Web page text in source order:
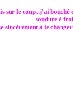
sur le coup...j'ai
soudure à
sincèrement à le